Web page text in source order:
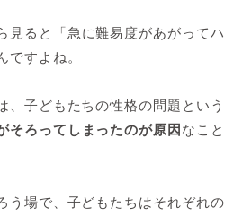
見ると「急に難易度があがってハ
ですよね。
、子どもたちの性格の問題という
そろってしまったのが原因 なこと
う場で、子どもたちはそれぞれの